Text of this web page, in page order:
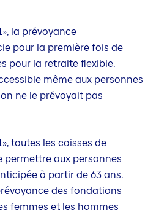
la prévoyance
pour la première fois de
pour la retraite flexible.
même aux personnes
ne le prévoyait pas
toutes les caisses de
permettre aux personnes
à partir de 63 ans.
des fondations
femmes et les hommes